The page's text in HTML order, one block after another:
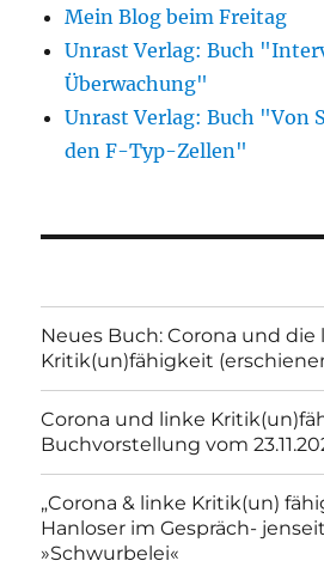
Mein Blog beim Freitag
Unrast Verlag: Buch
Überwachung"
Unrast Verlag: Buch "Von
den F-Typ-Zellen"
Neues Buch: Corona und die
Kritik(un)fähigkeit
Corona und linke
Buchvorstellung vom
„Corona & linke Kritik(un)
Hanloser im Gespräch-
»Schwurbelei«